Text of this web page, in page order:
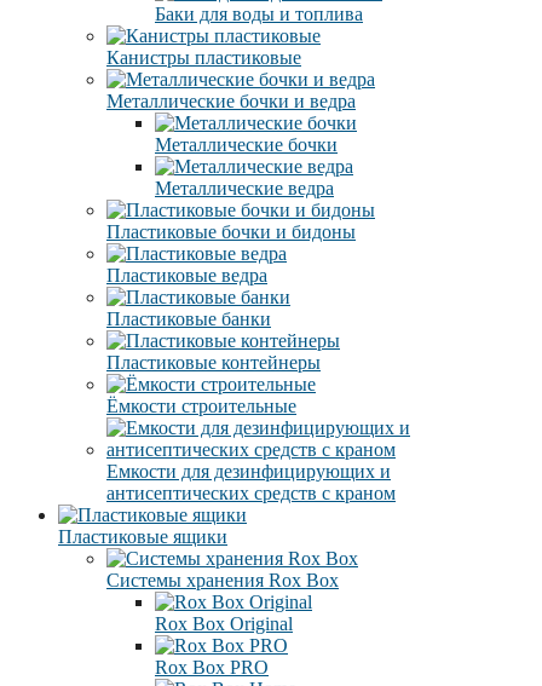
Баки для воды и топлива
Канистры пластиковые
Металлические бочки и ведра
Металлические бочки
Металлические ведра
Пластиковые бочки и бидоны
Пластиковые ведра
Пластиковые банки
Пластиковые контейнеры
Ёмкости строительные
Емкости для дезинфицирующих и
антисептических средств с краном
Пластиковые ящики
Системы хранения Rox Box
Rox Box Original
Rox Box PRO